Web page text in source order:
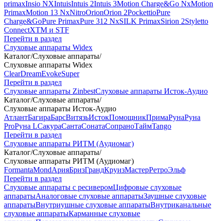
primaxInsio NXIntuisIntuis 2Intuis 3Motion Charge&Go NxMotion
PrimaxMotion 13 NxNitroOrionOrion 2PockettioPure
Charge&GoPure PrimaxPure 312 NxSILK PrimaxSirion 2Styletto
ConnectXTM и STF
Перейти в раздел
Слуховые аппараты Widex
Каталог/Слуховые аппараты/
Слуховые аппараты Widex
ClearDreamEvokeSuper
Перейти в раздел
Слуховые аппараты ZinbestСлуховые аппараты Исток-Аудио
Каталог/Слуховые аппараты/
Слуховые аппараты Исток-Аудио
АтлантБагираБарсВитязьИстокПомощникПримаРунаРуна
ProРуна LСакураСантаСонатаСопраноТаймTango
Перейти в раздел
Слуховые аппараты РИТМ (Аудиомаг)
Каталог/Слуховые аппараты/
Слуховые аппараты РИТМ (Аудиомаг)
FormantaMondАрияБризГрандКруизМастерРетроЭльф
Перейти в раздел
Слуховые аппараты с ресиверомЦифровые слуховые
аппаратыАналоговые слуховые аппаратыЗаушные слуховые
аппаратыВнутриушные слуховые аппаратыВнутриканальные
слуховые аппаратыКарманные слуховые